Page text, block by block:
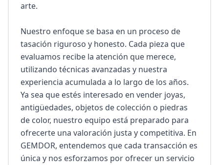
arte.
Nuestro enfoque se basa en un proceso de
tasación riguroso y honesto. Cada pieza que
evaluamos recibe la atención que merece,
utilizando técnicas avanzadas y nuestra
experiencia acumulada a lo largo de los años.
Ya sea que estés interesado en vender joyas,
antigüedades, objetos de colección o piedras
de color, nuestro equipo está preparado para
ofrecerte una valoración justa y competitiva. En
GEMDOR, entendemos que cada transacción es
única y nos esforzamos por ofrecer un servicio